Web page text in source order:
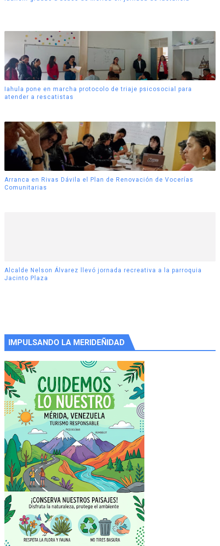
Iahula pone en marcha protocolo de triaje psicosocial para
atender a rescatistas
Arranca en Rivas Dávila el Plan de Renovación de Vocerías
Comunitarias
Alcalde Nelson Álvarez llevó jornada recreativa a la parroquia
Jacinto Plaza
IMPULSANDO LA MERIDEÑIDAD